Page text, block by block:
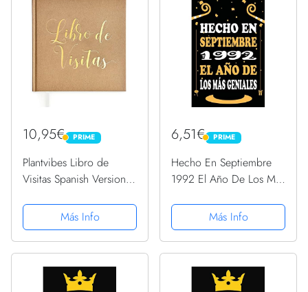
madre
10,95€ PRIME
PRIME
Plantvibes Libro de
Visitas Spanish Version
Fiestas de Cumpleaños,
72 Páginas, Tapa Dura,
Papel, Libro de Visitas
Más Info
6,51€ PRIME
PRIME
Hecho En Septiembre
1992 El Año De Los Más
visitas, cuaderno 110
páginas de
felicitaciones, idea de
aniversario para...
Más Info